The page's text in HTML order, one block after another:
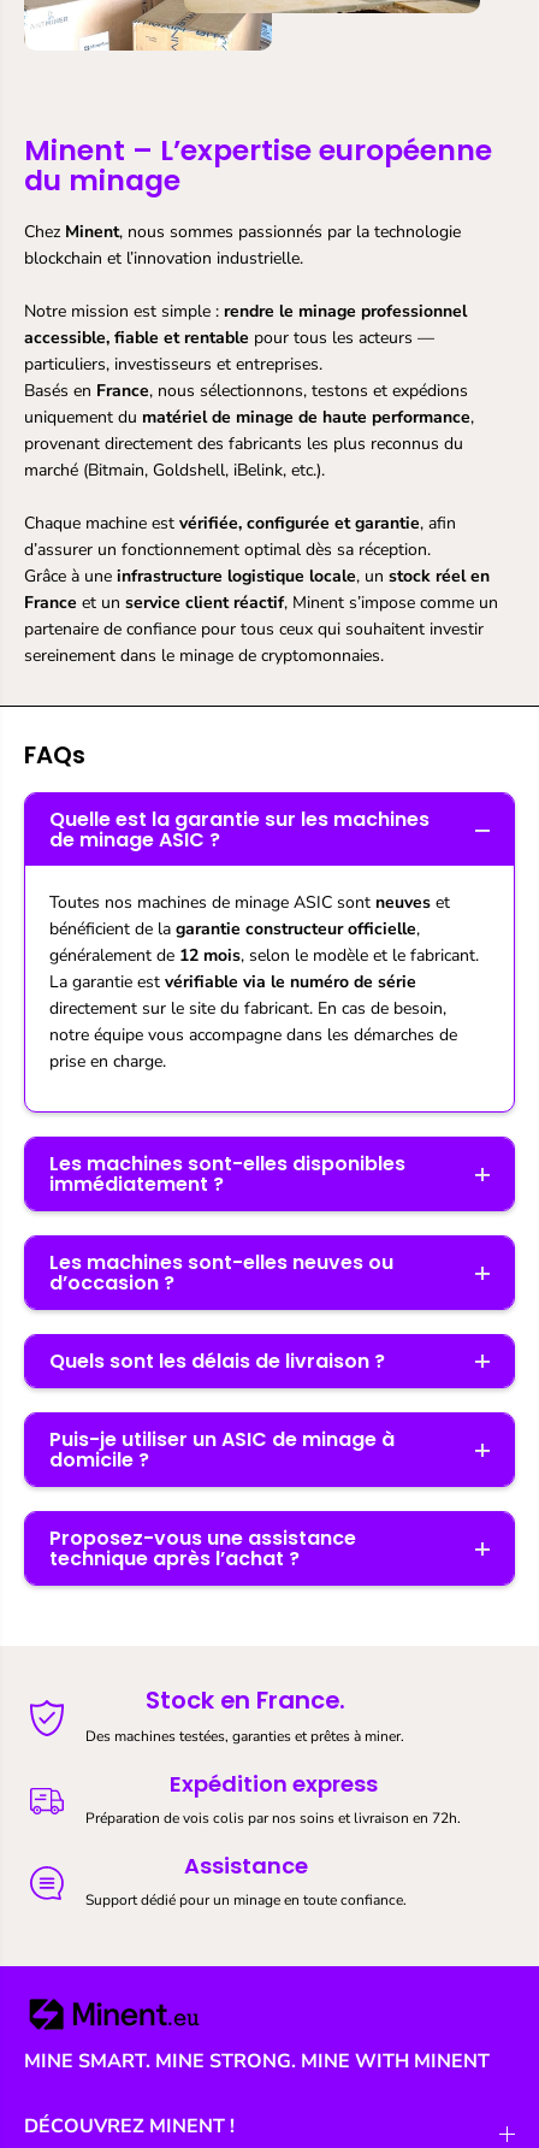
Minent – L’expertise européenne
du minage
Chez Minent, nous sommes passionnés par la technologie
blockchain et l’innovation industrielle.
Notre mission est simple : rendre le minage professionnel
accessible, fiable et rentable pour tous les acteurs —
particuliers, investisseurs et entreprises.
Basés en France, nous sélectionnons, testons et expédions
uniquement du matériel de minage de haute performance,
provenant directement des fabricants les plus reconnus du
marché (Bitmain, Goldshell, iBelink, etc.).
Chaque machine est vérifiée, configurée et garantie, afin
d’assurer un fonctionnement optimal dès sa réception.
Grâce à une infrastructure logistique locale, un stock réel en
France et un service client réactif, Minent s’impose comme un
partenaire de confiance pour tous ceux qui souhaitent investir
sereinement dans le minage de cryptomonnaies.
FAQs
Quelle est la garantie sur les machines
de minage ASIC ?
Toutes nos machines de minage ASIC sont neuves et
bénéficient de la garantie constructeur officielle,
généralement de 12 mois, selon le modèle et le fabricant.
La garantie est vérifiable via le numéro de série
directement sur le site du fabricant. En cas de besoin,
notre équipe vous accompagne dans les démarches de
prise en charge.
Les machines sont-elles disponibles
immédiatement ?
Les machines sont-elles neuves ou
d’occasion ?
Quels sont les délais de livraison ?
Puis-je utiliser un ASIC de minage à
domicile ?
Proposez-vous une assistance
technique après l’achat ?
Stock en France.
Des machines testées, garanties et prêtes à miner.
Expédition express
Préparation de vois colis par nos soins et livraison en 72h.
Assistance
Support dédié pour un minage en toute confiance.
MINE SMART. MINE STRONG. MINE WITH MINENT
DÉCOUVREZ MINENT !